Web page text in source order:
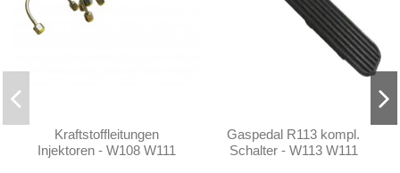
Kraftstoffleitungen
Injektoren - W108 W111
Gaspedal R113 kompl.
Schalter - W113 W111